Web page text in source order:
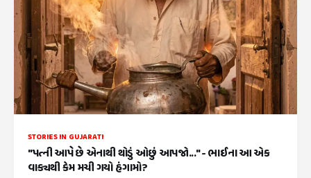
STORIES IN GUJARATI
"પત્ની આપે છે એનાથી થોડું ઓછું આપજો..." - ભાઈના આ એક
વાક્યથી કેમ મચી ગયો હંગામો?